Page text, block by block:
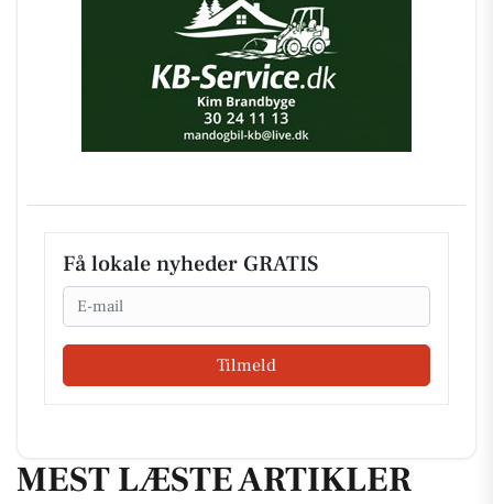
Få lokale nyheder GRATIS
Email
Tilmeld
MEST LÆSTE ARTIKLER